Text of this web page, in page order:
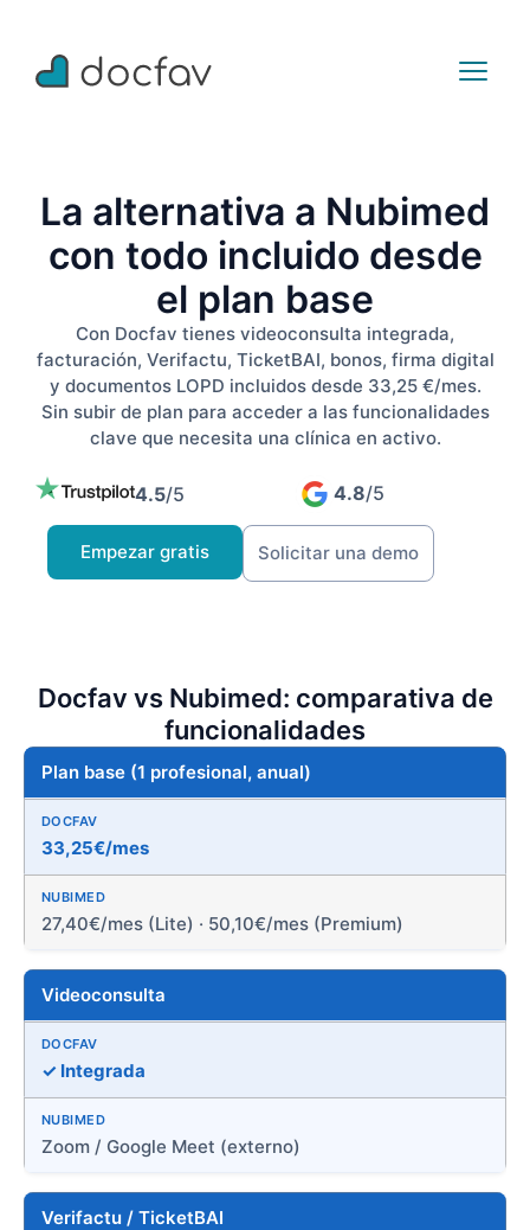
La alternativa a Nubimed
con todo incluido desde
el plan base
Con Docfav tienes videoconsulta integrada,
facturación, Verifactu, TicketBAI, bonos, firma digital
y documentos LOPD incluidos desde 33,25 €/mes.
Sin subir de plan para acceder a las funcionalidades
clave que necesita una clínica en activo.
4.5/5 4.8/5
Empezar gratis Solicitar una demo
Docfav vs Nubimed: comparativa de
funcionalidades
Plan base (1 profesional, anual)
33,25€/mes
27,40€/mes (Lite) · 50,10€/mes (Premium)
Videoconsulta
✓ Integrada
Zoom / Google Meet (externo)
Verifactu / TicketBAI